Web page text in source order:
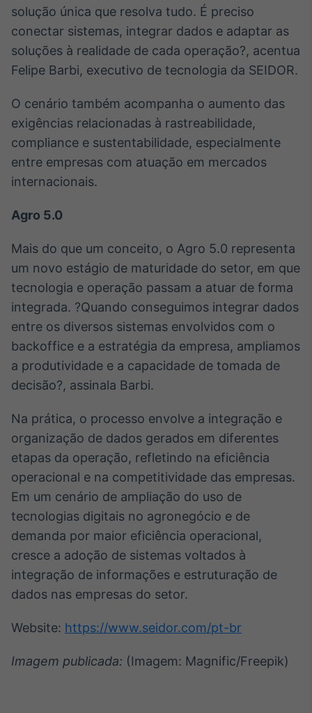
solução única que resolva tudo. É preciso
conectar sistemas, integrar dados e adaptar as
soluções à realidade de cada operação?, acentua
Felipe Barbi, executivo de tecnologia da SEIDOR.
O cenário também acompanha o aumento das
exigências relacionadas à rastreabilidade,
compliance e sustentabilidade, especialmente
entre empresas com atuação em mercados
internacionais.
Agro 5.0
Mais do que um conceito, o Agro 5.0 representa
um novo estágio de maturidade do setor, em que
tecnologia e operação passam a atuar de forma
integrada. ?Quando conseguimos integrar dados
entre os diversos sistemas envolvidos com o
backoffice e a estratégia da empresa, ampliamos
a produtividade e a capacidade de tomada de
decisão?, assinala Barbi.
Na prática, o processo envolve a integração e
organização de dados gerados em diferentes
etapas da operação, refletindo na eficiência
operacional e na competitividade das empresas.
Em um cenário de ampliação do uso de
tecnologias digitais no agronegócio e de
demanda por maior eficiência operacional,
cresce a adoção de sistemas voltados à
integração de informações e estruturação de
dados nas empresas do setor.
Website: https://www.seidor.com/pt-br
Imagem publicada: (Imagem: Magnific/Freepik)